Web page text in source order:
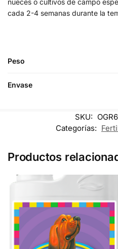
nueces o cultivos de campo
cada 2-4 semanas durante la
Peso
Envase
SKU:
Categorías:
Productos